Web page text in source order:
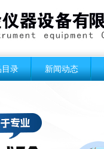
目录 新闻动态